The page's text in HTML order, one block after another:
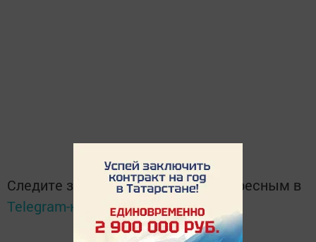
Следите за самым важным и интересным в
Telegram-каналеТатмедиа